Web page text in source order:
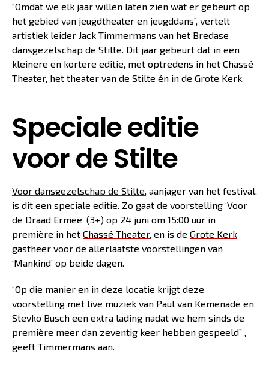
“Omdat we elk jaar willen laten zien wat er gebeurt op
het gebied van jeugdtheater en jeugddans”, vertelt
artistiek leider Jack Timmermans van het Bredase
dansgezelschap de Stilte. Dit jaar gebeurt dat in een
kleinere en kortere editie, met optredens in het Chassé
Theater, het theater van de Stilte én in de Grote Kerk.
Speciale editie
voor de Stilte
Voor dansgezelschap de Stilte, aanjager van het festival,
is dit een speciale editie. Zo gaat de voorstelling ‘Voor
de Draad Ermee’ (3+) op 24 juni om 15:00 uur in
première in het Chassé Theater, en is de Grote Kerk
gastheer voor de allerlaatste voorstellingen van
‘Mankind’ op beide dagen.
“Op die manier en in deze locatie krijgt deze
voorstelling met live muziek van Paul van Kemenade en
Stevko Busch een extra lading nadat we hem sinds de
première meer dan zeventig keer hebben gespeeld” ,
geeft Timmermans aan.